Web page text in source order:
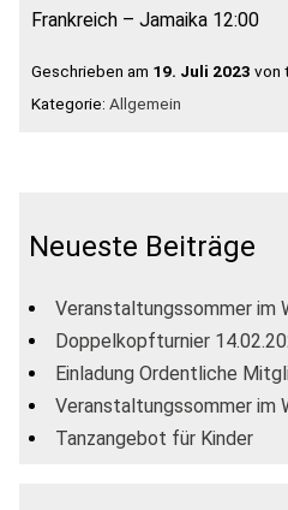
Frankreich – Jamaika 12:00
Geschrieben am 19. Juli 2023 von
Kategorie: Allgemein
Neueste Beiträge
Veranstaltungssommer im
Doppelkopfturnier
Einladung Ordentliche
Veranstaltungssommer im
Tanzangebot für Kinder